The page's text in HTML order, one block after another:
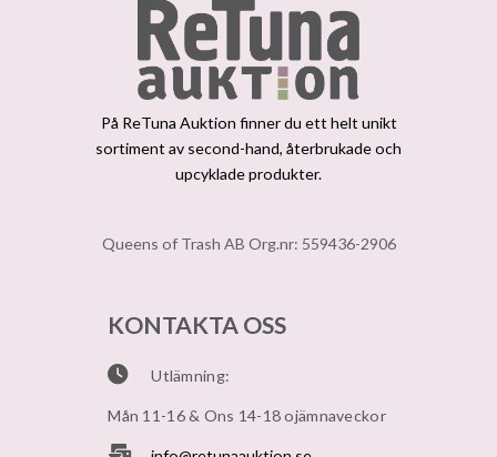
På ReTuna Auktion finner du ett helt unikt
sortiment av second-hand, återbrukade och
upcyklade produkter.
Queens of Trash AB Org.nr: 559436-2906
KONTAKTA OSS
Utlämning:
Mån 11-16 & Ons 14-18 ojämnaveckor